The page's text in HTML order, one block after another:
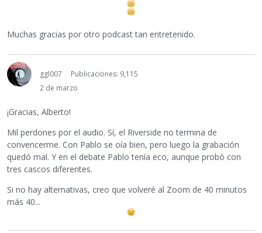
Muchas gracias por otro podcast tan entretenido.
ggl007
Publicaciones: 9,115
2 de marzo
¡Gracias, Alberto!
Mil perdones por el audio. Sí, el Riverside no termina de
convencerme. Con Pablo se oía bien, pero luego la grabación
quedó mal. Y en el debate Pablo tenía eco, aunque probó con
tres cascos diferentes.
Si no hay alternativas, creo que volveré al Zoom de 40 minutos
más 40...